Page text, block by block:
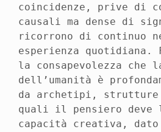
coincidenze, prive di
causali ma dense di
ricorrono di continuo
esperienza quotidiana.
la consapevolezza che
dell’umanità è
da archetipi,
quali il pensiero deve
capacità creativa, dato